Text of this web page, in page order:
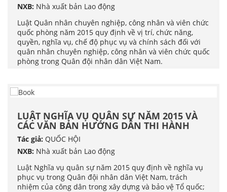
NXB: Nhà xuất bản Lao động
Luật Quân nhân chuyên nghiệp, công nhân và viên chức
quốc phòng năm 2015 quy định về vị trí, chức năng,
quyền, nghĩa vụ, chế độ phục vụ và chính sách đối với
quân nhân chuyên nghiệp, công nhân và viên chức quốc
phòng trong Quân đội nhân dân Việt Nam.
LUẬT NGHĨA VỤ QUÂN SỰ NĂM 2015 VÀ
CÁC VĂN BẢN HƯỚNG DẪN THI HÀNH
Tác giả: QUỐC HỘI
NXB: Nhà xuất bản Lao động
Luật Nghĩa vụ quân sự năm 2015 quy định về nghĩa vụ
phục vụ trong Quân đội nhân dân Việt Nam, trách
nhiệm của công dân trong xây dựng và bảo vệ Tổ quốc;